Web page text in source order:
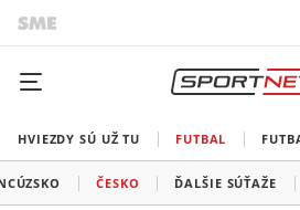
HVIEZDY SÚ UŽ TU FUTBAL
ČESKO ĎALŠIE SÚŤAŽE